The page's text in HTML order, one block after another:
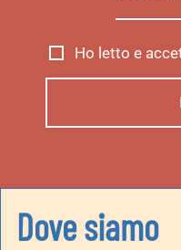
Ho letto e
Dove siamo